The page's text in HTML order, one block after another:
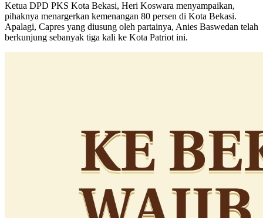
Ketua DPD PKS Kota Bekasi, Heri Koswara menyampaikan,
pihaknya menargerkan kemenangan 80 persen di Kota Bekasi.
Apalagi, Capres yang diusung oleh partainya, Anies Baswedan telah
berkunjung sebanyak tiga kali ke Kota Patriot ini.